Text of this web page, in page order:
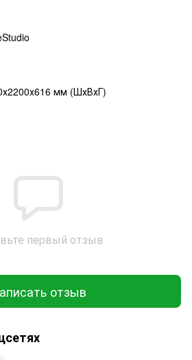
мм (ШхВхГ)
первый отзыв
отзыв